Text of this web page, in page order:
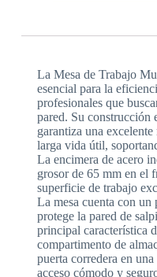
La Mesa de Trabajo
esencial para la
profesionales que
pared. Su
garantiza una
larga vida útil,
La encimera de acero
grosor de 65 mm en el
superficie de trabajo
La mesa cuenta con un
protege la pared de
principal característica
compartimento de
puerta corredera en
acceso cómodo y